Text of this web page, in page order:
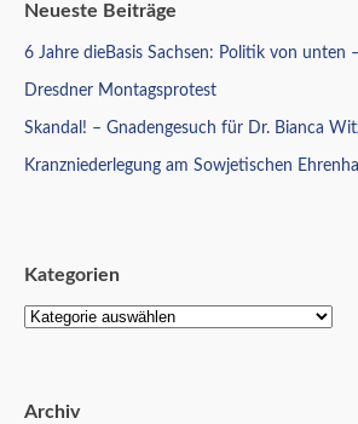
Neueste Beiträge
6 Jahre dieBasis Sachsen: Politik von unten
Dresdner Montagsprotest
Skandal! – Gnadengesuch für Dr. Bianca
Kranzniederlegung am Sowjetischen
Kategorien
Archiv